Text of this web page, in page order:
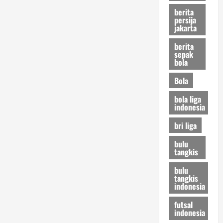
berita
persija
jakarta
berita
sepak
bola
Bola
bola liga
indonesia
bri liga
bulu
tangkis
bulu
tangkis
indonesia
futsal
indonesia